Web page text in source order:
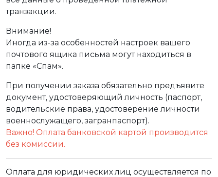
транзакции.
Внимание!
Иногда из-за особенностей настроек вашего
почтового ящика письма могут находиться в
папке «Спам».
При получении заказа обязательно предъявите
документ, удостоверяющий личность (паспорт,
водительские права, удостоверение личности
военнослужащего, загранпаспорт).
Важно! Оплата банковской картой производится
без комиссии.
Оплата для юридических лиц осуществляется по